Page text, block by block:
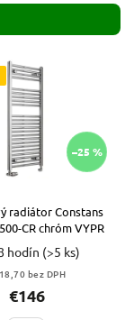
–25 %
radiátor Constans
CR chróm VYPR
hodín (>5 ks)
bez DPH
€146